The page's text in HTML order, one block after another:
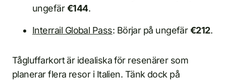
ungefär€144.
Interrail Global Pass: Börjar på ungefär€212.
Tågluffarkort är idealiska för resenärer som
planerar flera resor i Italien. Tänk dock på